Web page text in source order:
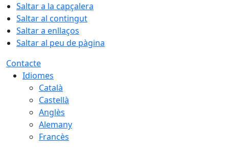
Saltar a la capçalera
Saltar al contingut
Saltar a enllaços
Saltar al peu de pàgina
Contacte
Idiomes
Català
Castellà
Anglès
Alemany
Francès